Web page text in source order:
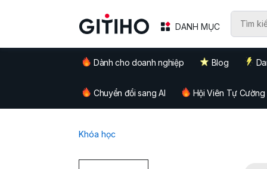
DANH MỤC
Dành cho doanh nghiệp Blog
Chuyển đổi sang AI Hội Viên Tự Cường
Khóa học